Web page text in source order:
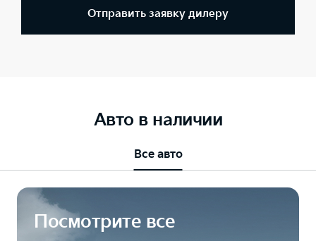
Отправить заявку дилеру
Авто в наличии
Все авто
Посмотрите все